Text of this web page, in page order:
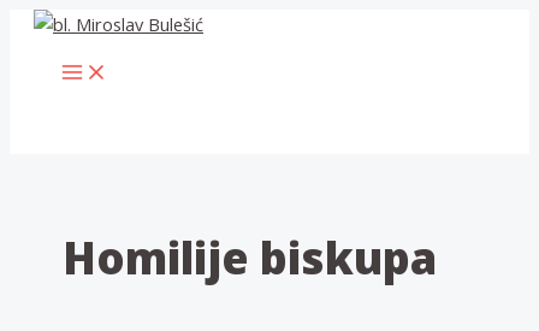
Skip
content
MAIN
MENU
Homilije biskupa